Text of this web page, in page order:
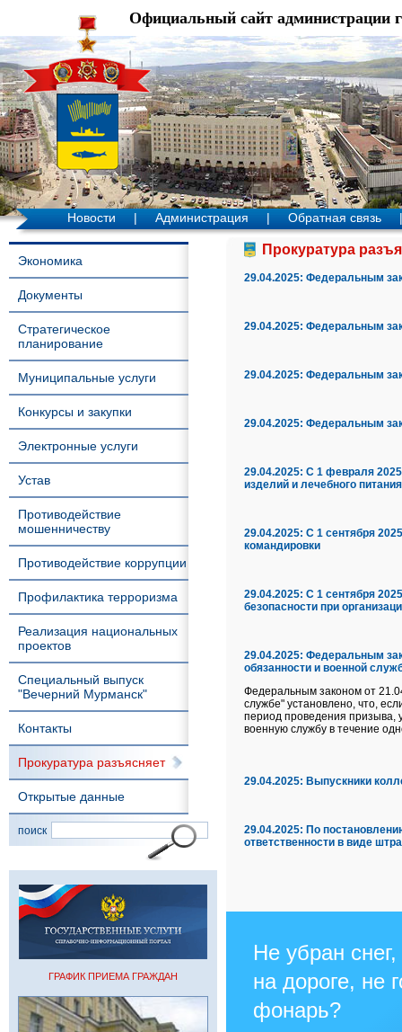
Официальный сайт администрации
Новости | Администрация | Обратная связь |
Экономика
Документы
Стратегическое
планирование
Муниципальные услуги
Конкурсы и закупки
Электронные услуги
Устав
Противодействие
мошенничеству
Противодействие коррупции
Профилактика терроризма
Реализация национальных
проектов
Специальный выпуск
"Вечерний Мурманск"
Контакты
Прокуратура разъясняет
Открытые данные
поиск
ГРАФИК ПРИЕМА ГРАЖДАН
Прокуратура
29.04.2025: Федеральным
29.04.2025: Федеральным
29.04.2025: Федеральным
29.04.2025: Федеральным
29.04.2025: С 1 февраля 2025
изделий и лечебного
29.04.2025: С 1 сентября
командировки
29.04.2025: С 1 сентября
безопасности при
29.04.2025: Федеральным
обязанности и военной
Федеральным законом от
службе" установлено, что,
период проведения
военную службу в течение
29.04.2025: Выпускники
29.04.2025: По
ответственности в виде
Не убран
на дороге, не
фонарь?